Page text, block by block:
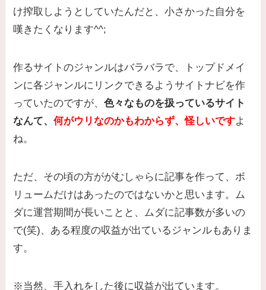
け搾取しようとしていたんだと、小さかった自分を
嘆きたくなります^^;
作るサイトのジャンルはバラバラで、トップドメイ
ンに各ジャンルにリンクできるようサイトナビを作
っていたのですが、色々なものを扱っているサイト
なんて、何がウリなのかもわからず、怪しいですよ
ね。
ただ、その頃の方ががむしゃらに記事を作って、ボ
リュームだけはあったのではないかと思います。ム
ダに運営期間が長いことと、ムダに記事数が多いの
で(笑)、ある程度の収益が出ているジャンルもありま
す。
※当然、手入れをした後に収益が出ています。